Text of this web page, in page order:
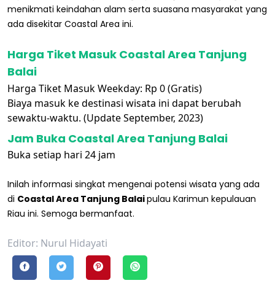
menikmati keindahan alam serta suasana masyarakat yang
ada disekitar Coastal Area ini.
Harga Tiket Masuk Coastal Area Tanjung
Balai
Harga Tiket Masuk Weekday: Rp 0 (Gratis)
Biaya masuk ke destinasi wisata ini dapat berubah
sewaktu-waktu. (Update September, 2023)
Jam Buka Coastal Area Tanjung Balai
Buka setiap hari 24 jam
Inilah informasi singkat mengenai potensi wisata yang ada
di Coastal Area Tanjung Balaipulau Karimun kepulauan
Riau ini. Semoga bermanfaat.
Editor: Nurul Hidayati